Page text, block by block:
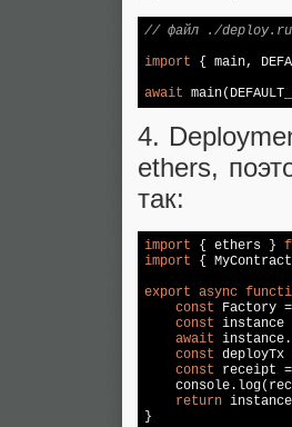
// файл ./
import { main,
await
4.
ethers,
так:
import { ethers }
import {
export async
const Factory
const
await
const
const receipt
console
return instance
}